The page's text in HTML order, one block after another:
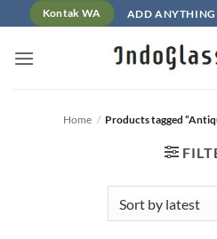
to
content
Kontak WA ADD ANYTHING
Home / Products tagged